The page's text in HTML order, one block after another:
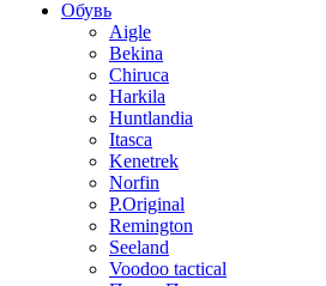
Обувь
Aigle
Bekina
Chiruсa
Harkila
Huntlandia
Itasca
Kenetrek
Norfin
P.Original
Remington
Seeland
Voodoo tactical